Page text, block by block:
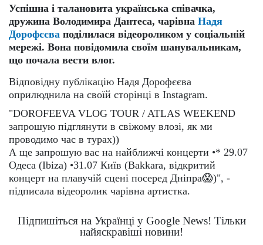
Успішна і талановита українська співачка,
дружина Володимира Дантеса, чарівна Надя
Дорофєєва поділилася відеороликом у соціальній
мережі. Вона повідомила своїм шанувальникам,
що почала вести влог.
Відповідну публікацію Надя Дорофєєва
оприлюднила на своїй сторінці в Instagram.
"DOROFEEVA VLOG TOUR / ATLAS WEEKEND
запрошую підглянути в свіжому влозі, як ми
проводимо час в турах))
А ще запрошую вас на найближчі концерти •* 29.07
Одеса (Ibiza) •31.07 Київ (Bakkara, відкритий
концерт на плавучій сцені посеред Дніпра😱)", -
підписала відеоролик чарівна артистка.
Підпишіться на Українці у Google News! Тільки
найяскравіші новини!